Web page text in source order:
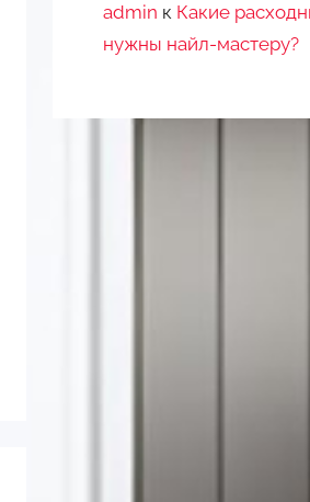
admin к Какие
нужны найл-мастеру?